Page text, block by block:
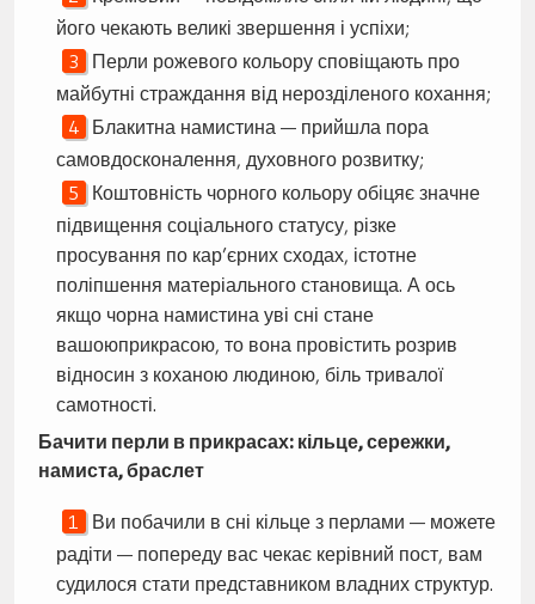
його чекають великі звершення і успіхи;
Перли рожевого кольору сповіщають про
майбутні страждання від нерозділеного кохання;
Блакитна намистина — прийшла пора
самовдосконалення, духовного розвитку;
Коштовність чорного кольору обіцяє значне
підвищення соціального статусу, різке
просування по кар’єрних сходах, істотне
поліпшення матеріального становища. А ось
якщо чорна намистина уві сні стане
вашоюприкрасою, то вона провістить розрив
відносин з коханою людиною, біль тривалої
самотності.
Бачити перли в прикрасах: кільце, сережки,
намиста, браслет
Ви побачили в сні кільце з перлами — можете
радіти — попереду вас чекає керівний пост, вам
судилося стати представником владних структур.